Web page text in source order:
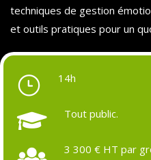
techniques de gestion
et outils pratiques pour un
14h
Tout public.
3 300 € HT par